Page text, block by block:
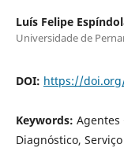
Luís Felipe
Universidade de
DOI: https://doi.org/
Keywords: Agentes
Diagnóstico,